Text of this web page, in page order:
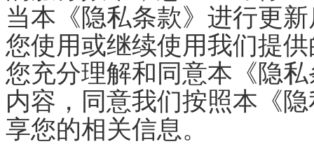
当本《隐私条款》进行更
您使用或继续使用我们提
您充分理解和同意本《隐
内容，同意我们按照本《
享您的相关信息。